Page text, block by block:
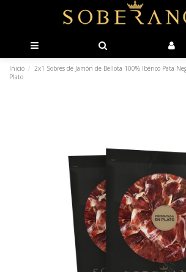
Inicio
2x1 Sobres de Jamón de Bellota 100% Ibérico Pata
Plato